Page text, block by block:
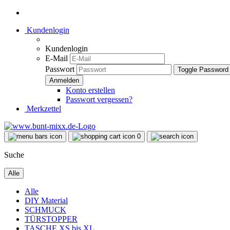
Kundenlogin
Kundenlogin
E-Mail
Passwort
Toggle
Konto erstellen
Passwort vergessen?
Merkzettel
0
Suche
Alle
Alle
DIY Material
SCHMUCK
TÜRSTOPPER
TASCHE XS bis XL